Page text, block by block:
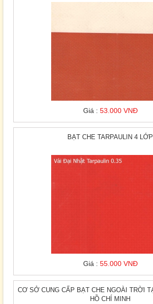
Giá : 53.000 VNĐ
BẠT CHE TARPAULIN 4 LỚP
Giá : 55.000 VNĐ
CƠ SỞ CUNG CẤP BẠT CHE NGOÀI TRỜI
HỒ CHÍ MINH